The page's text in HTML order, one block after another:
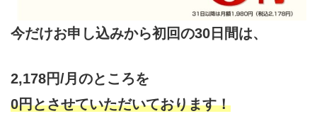
今だけお申し込みから初回の30日間は、
2,178円/月のところを
0円とさせていただいております！